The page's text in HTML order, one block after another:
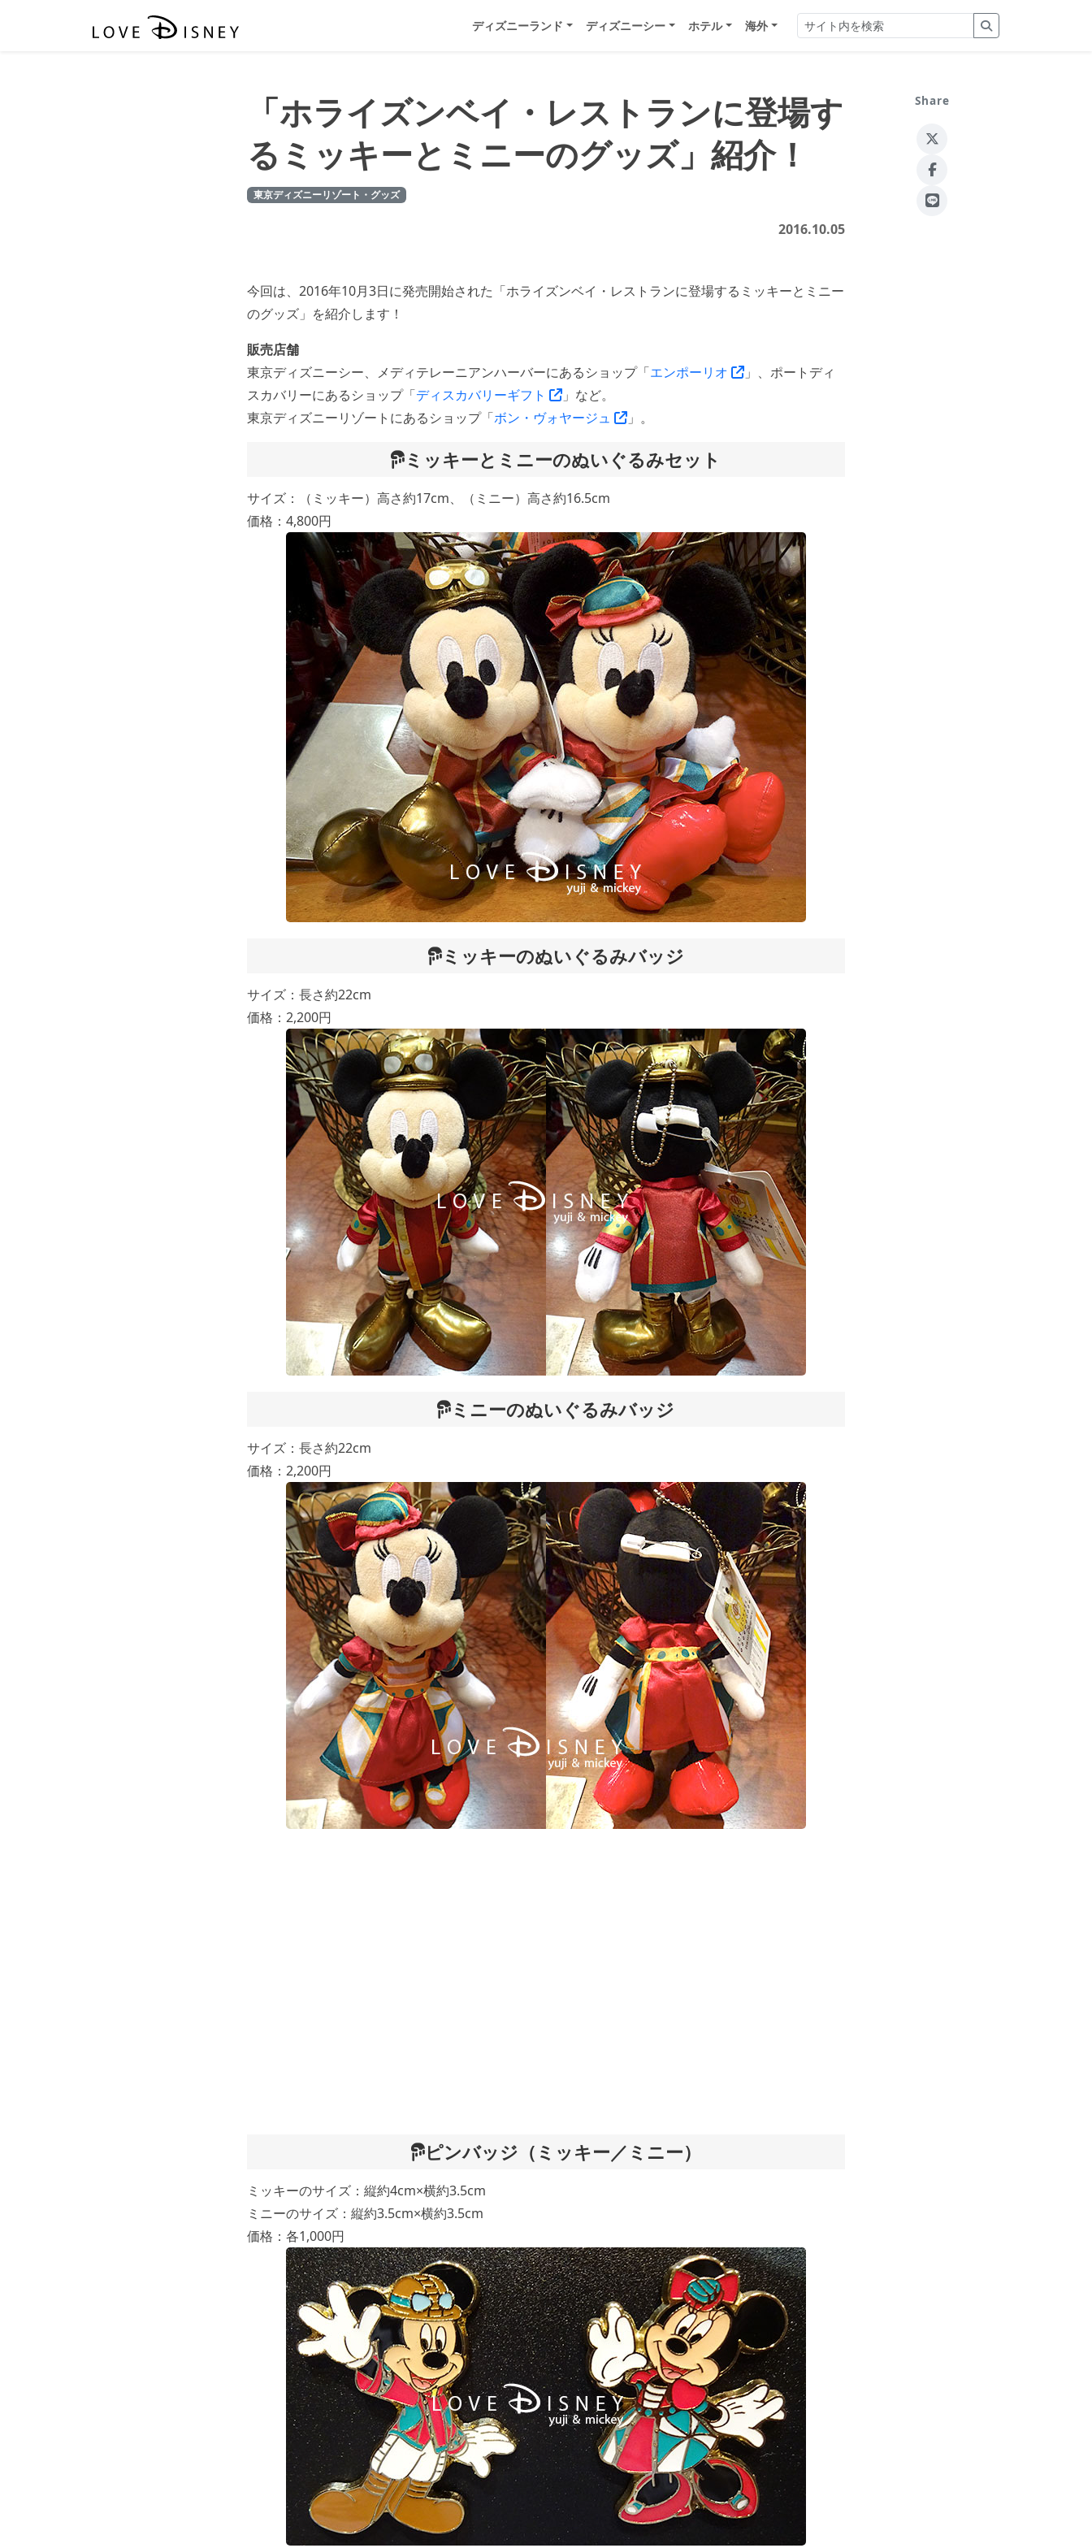
ディズニーランド ディズニーシー ホテル 海外
「ホライズンベイ・レストランに登場す
るミッキーとミニーのグッズ」紹介！
東京ディズニーリゾート・グッズ
2016.10.05
今回は、2016年10月3日に発売開始された「ホライズンベイ・レストランに登場するミッキーとミニー
のグッズ」を紹介します！
販売店舗
東京ディズニーシー、メディテレーニアンハーバーにあるショップ「エンポーリオ
」、ポートディ
スカバリーにあるショップ「ディスカバリーギフト
」など。
東京ディズニーリゾートにあるショップ「ボン・ヴォヤージュ 」。
ミッキーとミニーのぬいぐるみセット
サイズ：（ミッキー）高さ約17cm、（ミニー）高さ約16.5cm
価格：4,800円
ミッキーのぬいぐるみバッジ
サイズ：長さ約22cm
価格：2,200円
ミニーのぬいぐるみバッジ
サイズ：長さ約22cm
価格：2,200円
ピンバッジ（ミッキー／ミニー）
ミッキーのサイズ：縦約4cm×横約3.5cm
ミニーのサイズ：縦約3.5cm×横約3.5cm
価格：各1,000円
Share